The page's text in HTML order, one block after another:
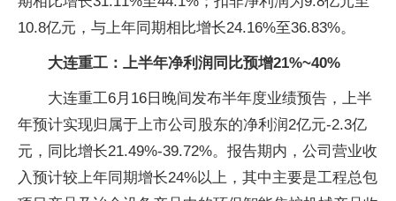
10.8亿元，与上年同期相比增长24.16%至36.83%。
大连重工：上半年净利润同比预增21%~40%
大连重工6月16日晚间发布半年度业绩预告，上半
年预计实现归属于上市公司股东的净利润2亿元-2.3亿
元，同比增长21.49%-39.72%。报告期内，公司营业收
入预计较上年同期增长24%以上，其中主要是工程总包